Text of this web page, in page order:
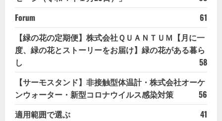
Forum
61
【緑の花の定期便】株式会社ＱＵＡＮＴＵＭ【月に一
度、緑の花とストーリーをお届け】緑の花がある暮ら
し
58
【サーモスタンド】非接触型体温計・株式会社オーケ
ンウォーター・新型コロナウイルス感染対策
56
適用範囲で選ぶ
41